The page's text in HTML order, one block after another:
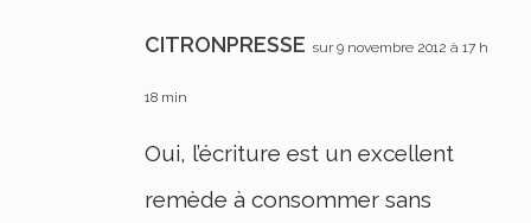
CITRONPRESSE sur 9 novembre 2012 à 17 h
18 min
Oui, l’écriture est un excellent
remède à consommer sans